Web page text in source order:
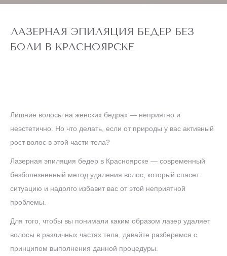
ЛАЗЕРНАЯ ЭПИЛЯЦИЯ БЕДЕР БЕЗ
БОЛИ В КРАСНОЯРСКЕ
Лишние волосы на женских бедрах — неприятно и
неэстетично. Но что делать, если от природы у вас активный
рост волос в этой части тела?
Лазерная эпиляция бедер в Красноярске — современный
безболезненный метод удаления волос, который спасет
ситуацию и надолго избавит вас от этой неприятной
проблемы.
Для того, чтобы вы понимали каким образом лазер удаляет
волосы в различных частях тела, давайте разберемся с
принципом выполнения данной процедуры.